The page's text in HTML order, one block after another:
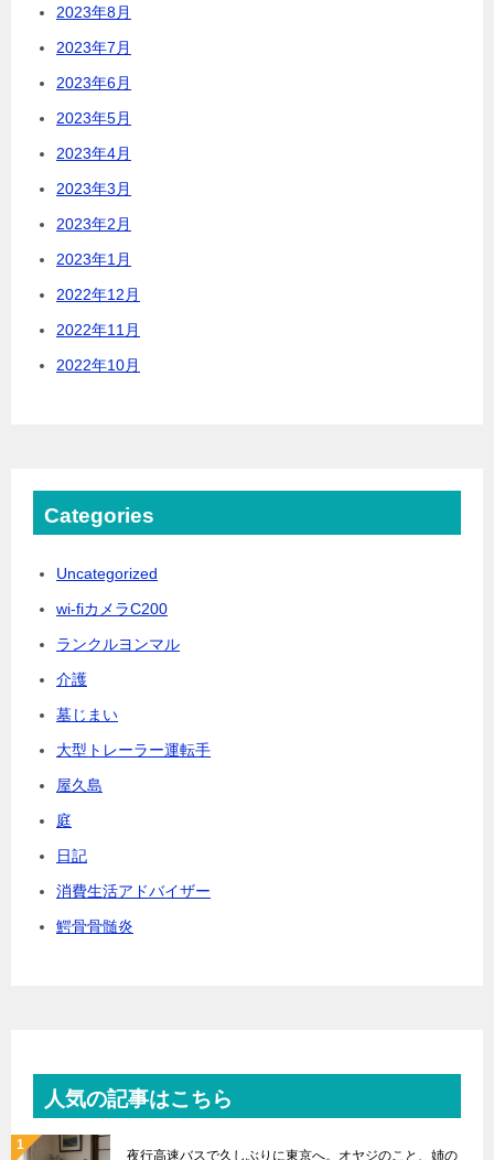
2023年8月
2023年7月
2023年6月
2023年5月
2023年4月
2023年3月
2023年2月
2023年1月
2022年12月
2022年11月
2022年10月
Categories
Uncategorized
wi-fiカメラC200
ランクルヨンマル
介護
墓じまい
大型トレーラー運転手
屋久島
庭
日記
消費生活アドバイザー
鰐骨骨髄炎
人気の記事はこちら
夜行高速バスで久しぶりに東京へ。オヤジのこと、姉の